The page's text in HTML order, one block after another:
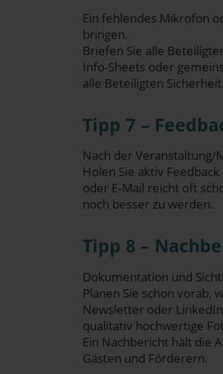
Ein feh­len­des Mikro­fon
bringen.
Brie­fen Sie alle
Info-Sheets oder
alle Betei­lig­ten Sicherheit.
Tipp 7 –
Nach der Veranstaltung/
Holen Sie aktiv
oder E‑Mail reicht oft
noch bes­ser zu werden.
Tipp 8 –
Doku­men­ta­ti­on und
Pla­nen Sie schon vor­ab,
News­let­ter oder
qua­li­ta­tiv hoch­wer­ti­ge
Ein Nach­be­richt hält die
Gäs­ten und Förderern.